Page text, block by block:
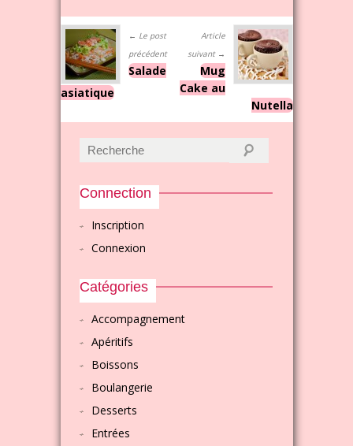
← Le post
précédent
Salade
asiatique
Article
suivant →
Mug
Cake au
Nutella
Connection
Inscription
Connexion
Catégories
Accompagnement
Apéritifs
Boissons
Boulangerie
Desserts
Entrées